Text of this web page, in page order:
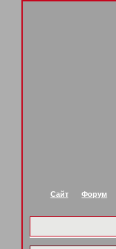
Сайт Форум